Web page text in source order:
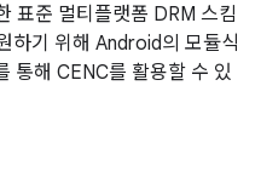
표준 멀티플랫폼 DRM 스킴
하기 위해 Android의 모듈식
통해 CENC를 활용할 수 있